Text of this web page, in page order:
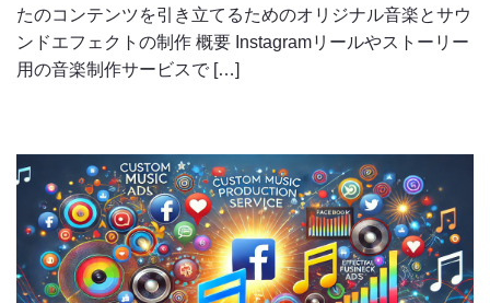
たのコンテンツを引き立てるためのオリジナル音楽とサウ
ンドエフェクトの制作 概要 Instagramリールやストーリー
用の音楽制作サービスで […]